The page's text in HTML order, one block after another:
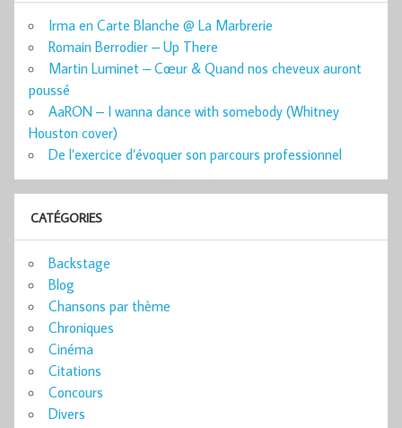
Irma en Carte Blanche @ La Marbrerie
Romain Berrodier – Up There
Martin Luminet – Cœur & Quand nos cheveux auront
poussé
AaRON – I wanna dance with somebody (Whitney
Houston cover)
De l’exercice d’évoquer son parcours professionnel
CATÉGORIES
Backstage
Blog
Chansons par thème
Chroniques
Cinéma
Citations
Concours
Divers